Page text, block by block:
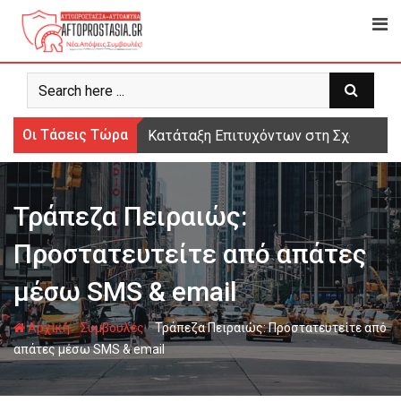
Ψάχνω
για...
Οι Τάσεις Τώρα Κατάταξη Επιτυχόντων στη Σχολή
Τράπεζα Πειραιώς:
Προστατευτείτε από απάτες
μέσω SMS & email
Αρχική-Συμβουλές-Τράπεζα Πειραιώς: Προστατευτείτε από
απάτες μέσω SMS & email